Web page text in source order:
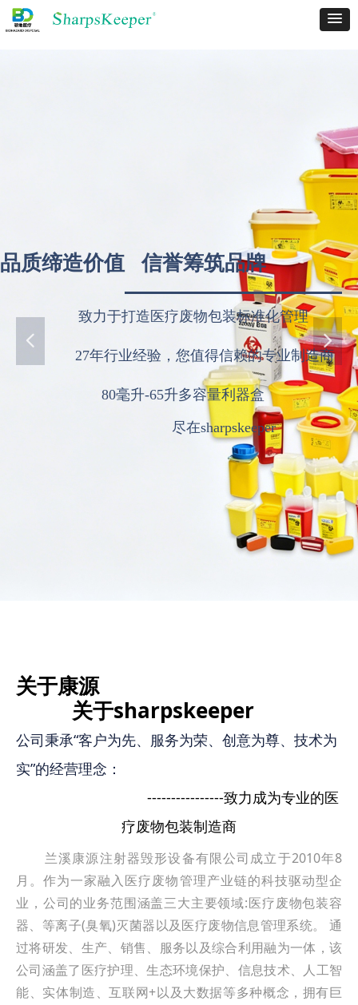
品质缔造价值 信誉筹筑品牌
致力于打造医疗废物包装标准化管理
27年行业经验，您值得信赖的专业制造商
80毫升-65升多容量利器盒
尽在sharpskeeper
넳 넲
公司秉承“客户为先、服务为荣、创意为尊、技术为
实”的经营理念：
----------------致力成为专业的医
疗废物包装制造商
兰溪康源注射器毁形设备有限公司成立于2010年8
月。作为一家融入医疗废物管理产业链的科技驱动型企
业，公司的业务范围涵盖三大主要领域:医疗废物包装容
器、等离子(臭氧)灭菌器以及医疗废物信息管理系统。 通
过将研发、生产、销售、服务以及综合利用融为一体，该
公司涵盖了医疗护理、生态环境保护、信息技术、人工智
能、实体制造、互联网+以及大数据等多种概念，拥有巨
关于康源
关于sharpskeeper